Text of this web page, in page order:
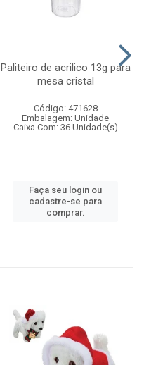
Paliteiro de acrilico 13g para
mesa cristal
Código: 471628
Embalagem: Unidade
Caixa Com: 36 Unidade(s)
Faça seu login ou
cadastre-se para
comprar.